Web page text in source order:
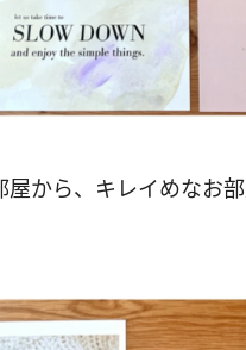
から、キレイめなお